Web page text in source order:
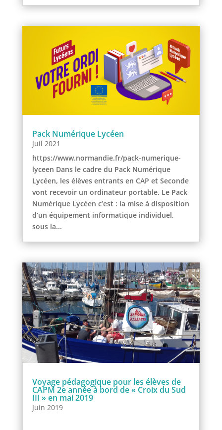
Pack Numérique Lycéen
Juil 2021
https://www.normandie.fr/pack-numerique-
lyceen Dans le cadre du Pack Numérique
Lycéen, les élèves entrants en CAP et Seconde
vont recevoir un ordinateur portable. Le Pack
Numérique Lycéen c’est : la mise à disposition
d’un équipement informatique individuel,
sous la...
Voyage pédagogique pour les élèves de
CAPM 2e année à bord de « Croix du Sud
III » en mai 2019
Juin 2019